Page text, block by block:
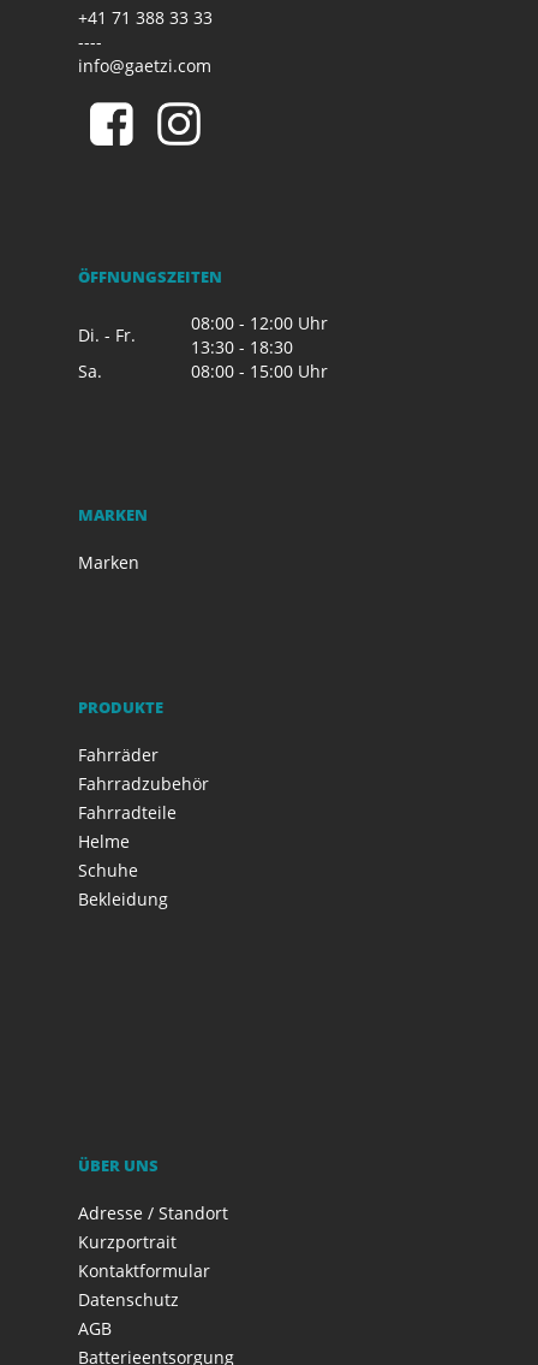
+41 71 388 33 33
----
info@gaetzi.com
ÖFFNUNGSZEITEN
Di. - Fr.
08:00 - 12:00 Uhr
13:30 - 18:30
Sa.
08:00 - 15:00 Uhr
MARKEN
Marken
PRODUKTE
Fahrräder
Fahrradzubehör
Fahrradteile
Helme
Schuhe
Bekleidung
ÜBER UNS
Adresse / Standort
Kurzportrait
Kontaktformular
Datenschutz
AGB
Batterieentsorgung